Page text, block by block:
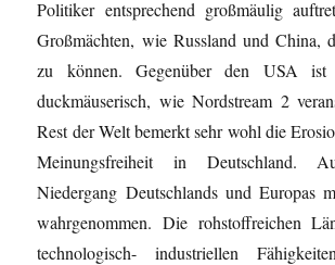
Politiker entsprechend großmäulig
Großmächten, wie Russland und China,
zu können. Gegenüber den USA ist
duckmäuserisch, wie Nordstream 2
Rest der Welt bemerkt sehr wohl die
Meinungsfreiheit in Deutschland.
Niedergang Deutschlands und Europas
wahrgenommen. Die rohstoffreichen
technologisch- industriellen